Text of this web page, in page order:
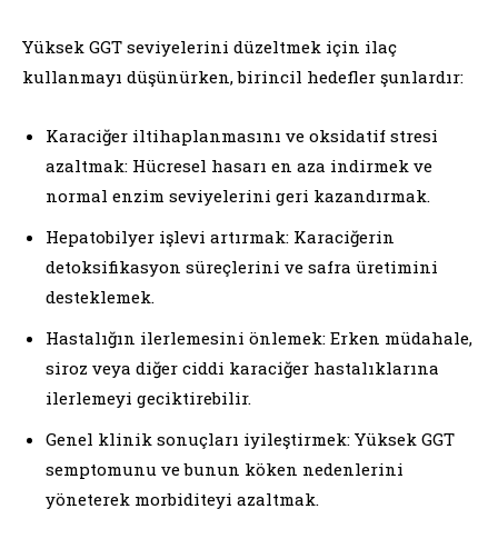
Yüksek GGT seviyelerini düzeltmek için ilaç
kullanmayı düşünürken, birincil hedefler şunlardır:
Karaciğer iltihaplanmasını ve oksidatif stresi
azaltmak: Hücresel hasarı en aza indirmek ve
normal enzim seviyelerini geri kazandırmak.
Hepatobilyer işlevi artırmak: Karaciğerin
detoksifikasyon süreçlerini ve safra üretimini
desteklemek.
Hastalığın ilerlemesini önlemek: Erken müdahale,
siroz veya diğer ciddi karaciğer hastalıklarına
ilerlemeyi geciktirebilir.
Genel klinik sonuçları iyileştirmek: Yüksek GGT
semptomunu ve bunun köken nedenlerini
yöneterek morbiditeyi azaltmak.